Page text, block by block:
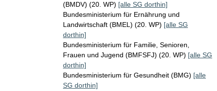
(BMDV) (20. WP) [alle SG dorthin]
Bundesministerium für Ernährung und
Landwirtschaft (BMEL) (20. WP) [alle SG
dorthin]
Bundesministerium für Familie, Senioren,
Frauen und Jugend (BMFSFJ) (20. WP) [alle SG
dorthin]
Bundesministerium für Gesundheit (BMG) [alle
SG dorthin]